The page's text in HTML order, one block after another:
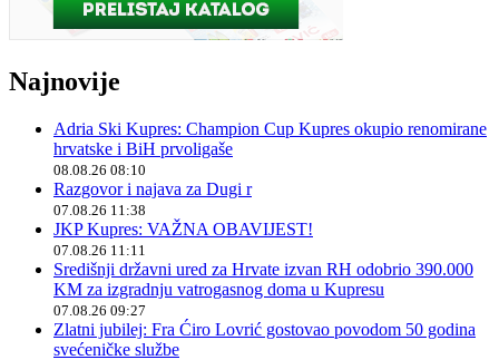
Najnovije
Adria Ski Kupres: Champion Cup Kupres okupio renomirane
hrvatske i BiH prvoligaše
08.08.26 08:10
Razgovor i najava za Dugi r
07.08.26 11:38
JKP Kupres: VAŽNA OBAVIJEST!
07.08.26 11:11
Središnji državni ured za Hrvate izvan RH odobrio 390.000
KM za izgradnju vatrogasnog doma u Kupresu
07.08.26 09:27
Zlatni jubilej: Fra Ćiro Lovrić gostovao povodom 50 godina
svećeničke službe